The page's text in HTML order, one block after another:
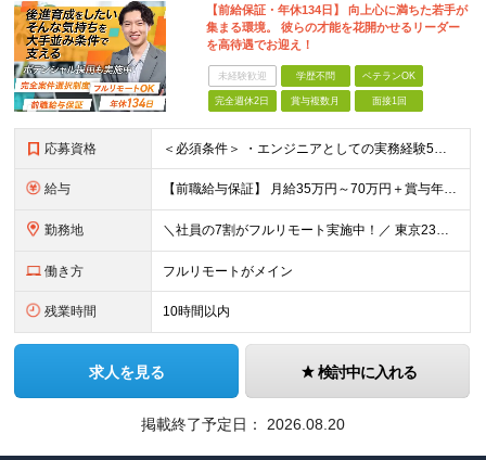
【前給保証・年休134日】 向上心に満ちた若手が
集まる環境。 彼らの才能を花開かせるリーダー
を高待遇でお迎え！
未経験歓迎 学歴不問 ベテランOK
完全週休2日 賞与複数月 面接1回
応募資格 ＜必須条件＞ ・エンジニアとしての実務経験5年以上 ＜尚可条件＞ ・PM、PL経験 ・後輩指導やチームリーダーなど、何らかのリード経験 ※リーダー未経験の方のご応募も大歓迎です！ポテンシャル採用を
給与 【前職給与保証】 月給35万円～70万円＋賞与年2回＋各種手当 ※前職の給与・スキル・経験を考慮の上、決定いたします。 ※月給には固定残業代（月30時間分／5万円～10万円）を含みます。超過分は別途
勤務地 ＼社員の7割がフルリモート実施中！／ 東京23区内など1都3県を中心としたプロジェクト先での勤務となります。 ※勤務地は希望を考慮します ≪本社≫ 東京都渋谷区恵比寿南1丁目3番7号 隅越ビル5階
働き方 フルリモートがメイン
残業時間 10時間以内
求人を見る 検討中に入れる
掲載終了予定日： 2026.08.20